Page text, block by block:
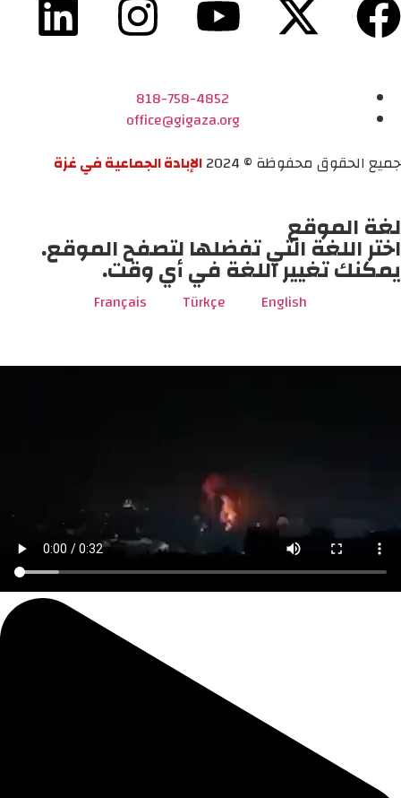
818-758-4852
office@gigaza.org
جميع الحقوق محفوظة © 2024
الإبادة الجماعية في غزة
لغة الموقع
اختر اللغة التي تفضلها لتصفح الموقع.
يمكنك تغيير اللغة في أي وقت.
English
Türkçe
Français